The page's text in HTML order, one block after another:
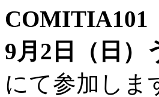
COMITIA101
9月2日（日）
にて参加しま